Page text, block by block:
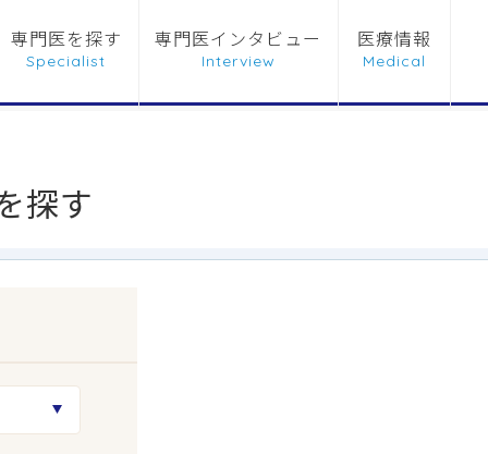
専門医を探す 専門医インタビュー 医療情報
探す